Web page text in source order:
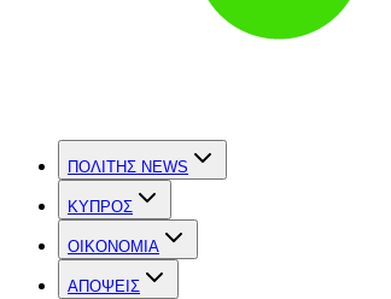
ΠΟΛΙΤΗΣ NEWS
ΚΥΠΡΟΣ
OIKONOMIA
ΑΠΟΨΕΙΣ